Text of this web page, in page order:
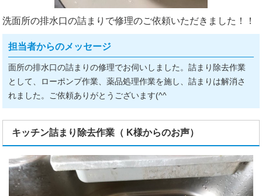
洗面所の排水口の詰まりで修理のご依頼いただきました！！
担当者からのメッセージ
面所の排水口の詰まりの修理でお伺いしました。詰まり除去作業
として、ローポンプ作業、薬品処理作業を施し、詰まりは解消さ
れました。ご依頼ありがとうございます(^^ゞ
キッチン詰まり除去作業（ K様からのお声）